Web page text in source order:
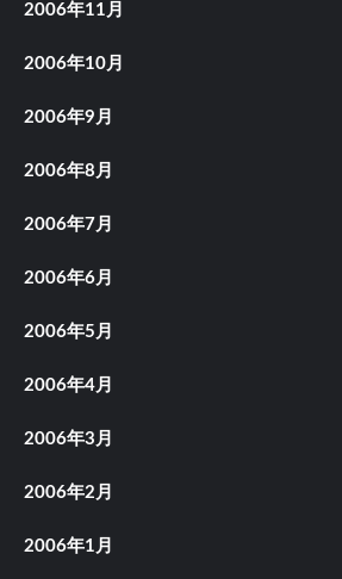
2006年11月
2006年10月
2006年9月
2006年8月
2006年7月
2006年6月
2006年5月
2006年4月
2006年3月
2006年2月
2006年1月